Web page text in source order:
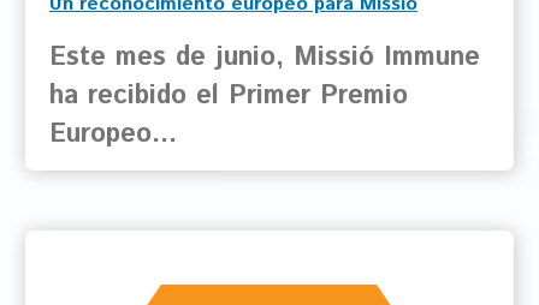
Immune
Este mes de junio, Missió Immune
ha recibido el Primer Premio
Europeo…